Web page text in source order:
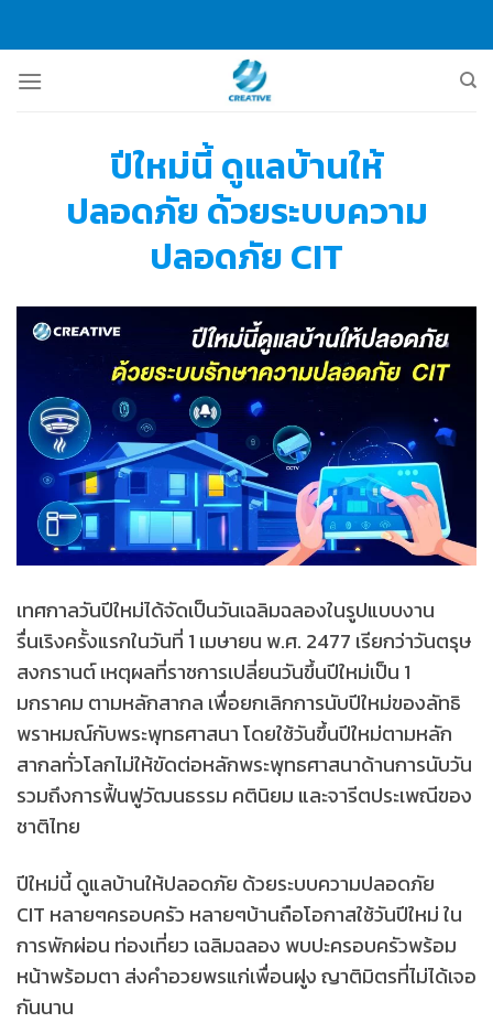
content
ปีใหม่นี้ ดูแลบ้านให้
ปลอดภัย ด้วยระบบความ
ปลอดภัย CIT
เทศกาลวันปีใหม่ได้จัดเป็นวันเฉลิมฉลองในรูปแบบงาน
รื่นเริงครั้งแรกในวันที่ 1 เมษายน พ.ศ. 2477 เรียกว่าวันตรุษ
สงกรานต์ เหตุผลที่ราชการเปลี่ยนวันขึ้นปีใหม่เป็น 1
มกราคม ตามหลักสากล เพื่อยกเลิกการนับปีใหม่ของลัทธิ
พราหมณ์กับพระพุทธศาสนา โดยใช้วันขึ้นปีใหม่ตามหลัก
สากลทั่วโลกไม่ให้ขัดต่อหลักพระพุทธศาสนาด้านการนับวัน
รวมถึงการฟื้นฟูวัฒนธรรม คตินิยม และจารีตประเพณีของ
ชาติไทย
ปีใหม่นี้ ดูแลบ้านให้ปลอดภัย ด้วยระบบความปลอดภัย
CIT หลายๆครอบครัว หลายๆบ้านถือโอกาสใช้วันปีใหม่ ใน
การพักผ่อน ท่องเที่ยว เฉลิมฉลอง พบปะครอบครัวพร้อม
หน้าพร้อมตา ส่งคำอวยพรแก่เพื่อนฝูง ญาติมิตรที่ไม่ได้เจอ
กันนาน